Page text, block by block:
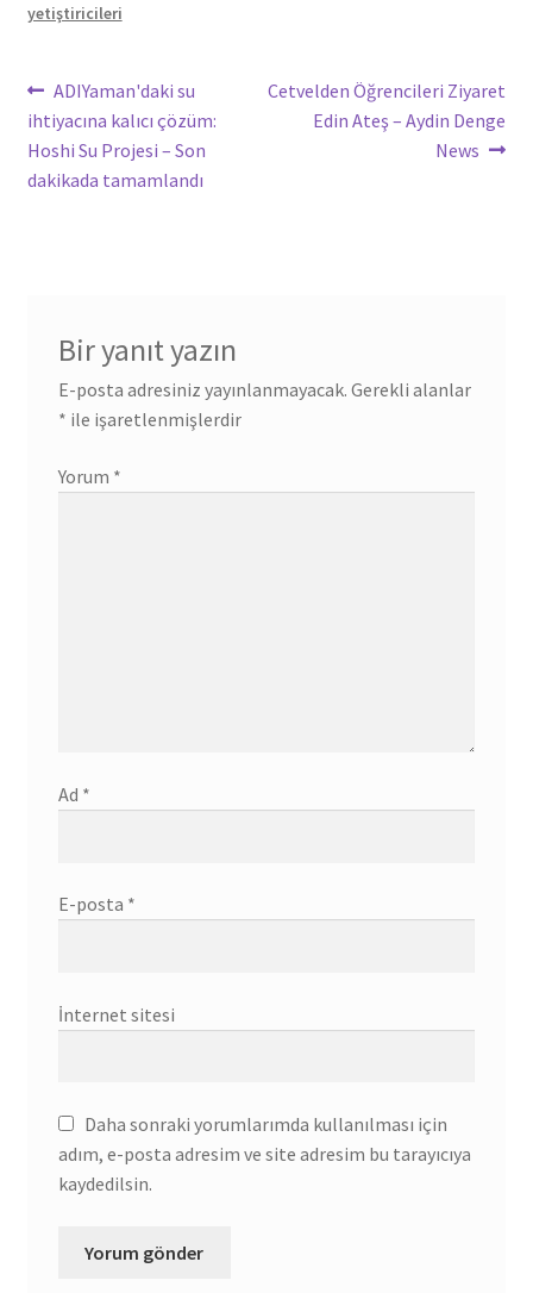
yetiştiricileri
Yazı
gezinmesi
Önceki
yazı:
ADIYaman'daki su
ihtiyacına kalıcı çözüm:
Hoshi Su Projesi – Son
dakikada tamamlandı
Sonraki
Cetvelden Öğrencileri Ziyaret
Edin Ateş – Aydin Denge
News
Bir yanıt yazın
E-posta adresiniz yayınlanmayacak. Gerekli alanlar
* ile işaretlenmişlerdir
Yorum *
Ad *
E-posta *
İnternet sitesi
Daha sonraki yorumlarımda kullanılması için
adım, e-posta adresim ve site adresim bu tarayıcıya
kaydedilsin.